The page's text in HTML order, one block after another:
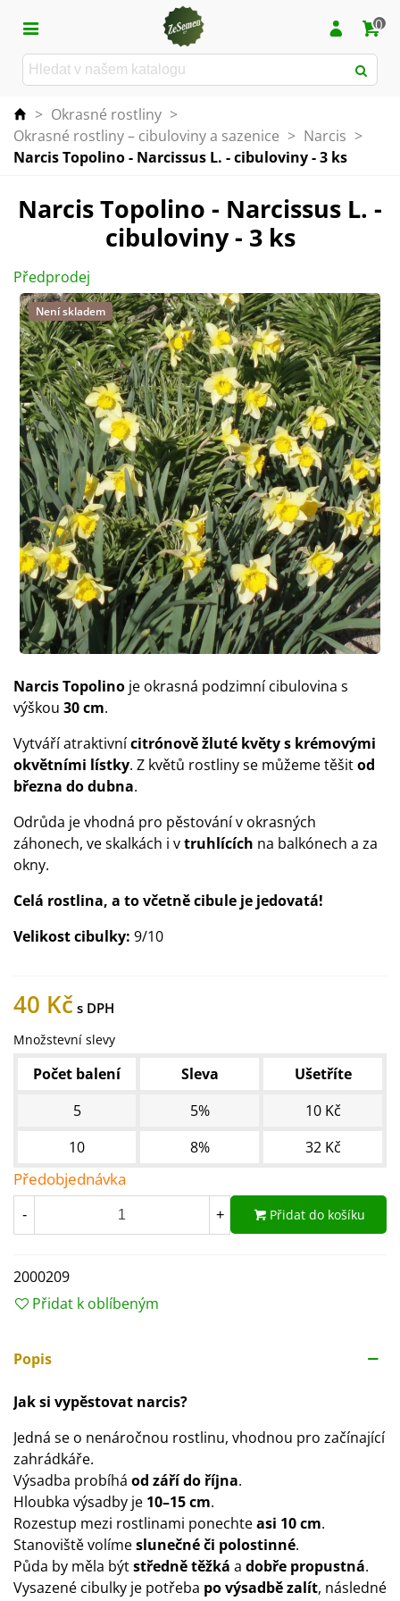
0
> Okrasné rostliny >
Okrasné rostliny – cibuloviny a sazenice > Narcis >
Narcis Topolino - Narcissus L. - cibuloviny - 3 ks
Narcis Topolino - Narcissus L. -
cibuloviny - 3 ks
Předprodej
Není skladem
Narcis Topolino je okrasná podzimní cibulovina s
výškou 30 cm.
Vytváří atraktivnícitrónově žluté květy s krémovými
okvětními lístky. Z květů rostliny se můžeme těšitod
března do dubna.
Odrůda je vhodná pro pěstování v okrasných
záhonech, ve skalkách i vtruhlících na balkónech a za
okny.
Celá rostlina, a to včetně cibule je jedovatá!
Velikost cibulky: 9/10
40 Kč
Množstevní slevy
Počet balení Sleva
Ušetříte
5
5%
10 Kč
10
8% 32 Kč
Předobjednávka
- + Přidat do košíku
2000209
Přidat k oblíbeným
Popis
Jak si vypěstovat narcis?
Jedná se o nenáročnou rostlinu, vhodnou pro začínající
zahrádkáře.
Výsadba probíhá od září do října.
Hloubka výsadby je 10–15 cm.
Rozestup mezi rostlinami ponechteasi 10 cm.
Stanoviště volímeslunečné či polostinné.
Půda by měla býtstředně těžká a dobře propustná.
Vysazené cibulky je potřeba po výsadbězalít, následné